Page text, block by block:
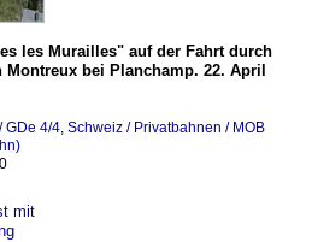
les Murailles" auf der Fahrt durch
bei Planchamp. 22. April
GDe 4/4, Schweiz / Privatbahnen / MOB